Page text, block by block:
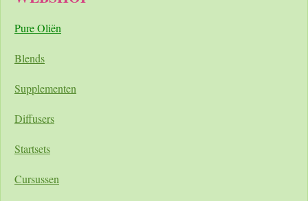
Pure Oliën
Blends
Supplementen
Diffusers
Startsets
Cursussen